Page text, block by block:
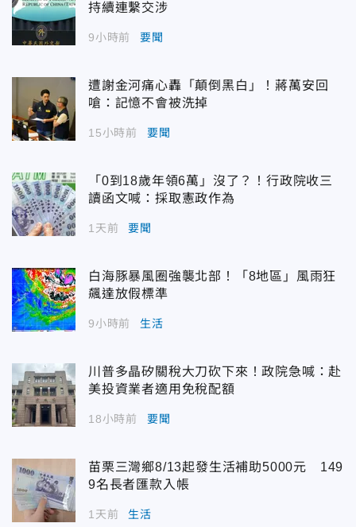
持續連繫交涉
9小時前 要聞
遭謝金河痛心轟「顛倒黑白」！蔣萬安回
嗆：記憶不會被洗掉
15小時前 要聞
「0到18歲年領6萬」沒了？！行政院收三
讀函文喊：採取憲政作為
1天前 要聞
白海豚暴風圈強襲北部！「8地區」風雨狂
飆達放假標準
9小時前 生活
川普多晶矽關稅大刀砍下來！政院急喊：赴
美投資業者適用免稅配額
18小時前 要聞
苗栗三灣鄉8/13起發生活補助5000元 149
9名長者匯款入帳
1天前 生活